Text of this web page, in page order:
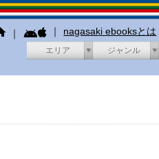
｜ ｜ nagasaki ebooksとは
エリア ジャンル